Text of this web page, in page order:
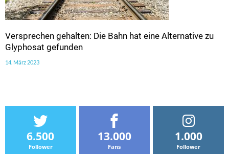
Versprechen gehalten: Die Bahn hat eine Alternative zu
Glyphosat gefunden
14. März 2023
6.500
Follower
13.000
Fans
1.000
Follower